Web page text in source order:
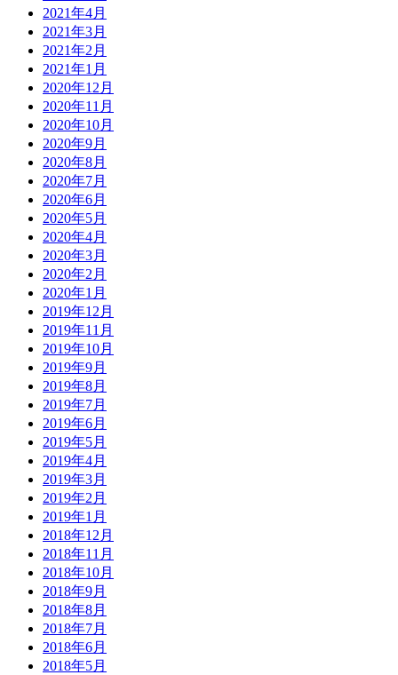
2021年4月
2021年3月
2021年2月
2021年1月
2020年12月
2020年11月
2020年10月
2020年9月
2020年8月
2020年7月
2020年6月
2020年5月
2020年4月
2020年3月
2020年2月
2020年1月
2019年12月
2019年11月
2019年10月
2019年9月
2019年8月
2019年7月
2019年6月
2019年5月
2019年4月
2019年3月
2019年2月
2019年1月
2018年12月
2018年11月
2018年10月
2018年9月
2018年8月
2018年7月
2018年6月
2018年5月